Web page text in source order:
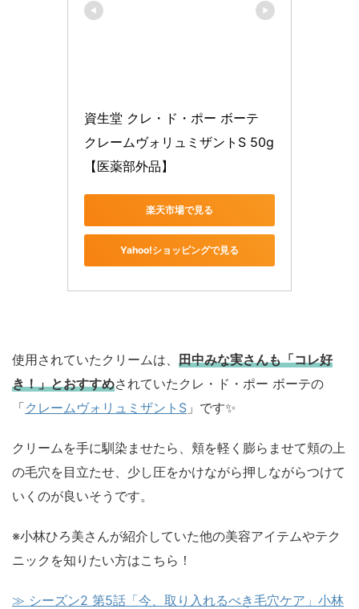
資生堂 クレ・ド・ポー ボーテ
クレームヴォリュミザントS 50g
【医薬部外品】
楽天市場で見る
Yahoo!ショッピングで見る
使用されていたクリームは、 田中みな実さんも「コレ好
き！」とおすすめされていたクレ・ド・ポー ボーテの
「クレームヴォリュミザントS 」です✨
クリームを手に馴染ませたら、頬を軽く膨らませて頬の上
の毛穴を目立たせ、少し圧をかけながら押しながらつけて
いくのが良いそうです。
※小林ひろ美さんが紹介していた他の美容アイテムやテク
ニックを知りたい方はこちら！
≫ シーズン2 第5話「今、取り入れるべき毛穴ケア 」 小林